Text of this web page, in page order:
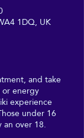
1DQ, UK
and take
energy
experience
under 16
over 18.